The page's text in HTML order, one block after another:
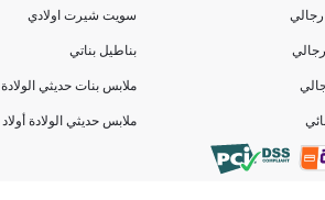
سويت شيرت اولادي
بناطيل بناتي
ملابس بنات حديثي الولادة
ملابس حديثي الولادة أولاد